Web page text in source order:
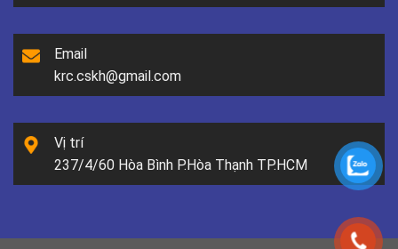
Email
krc.cskh@gmail.com
Vị trí
237/4/60 Hòa Bình P.Hòa Thạnh TP.HCM